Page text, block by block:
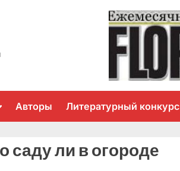
Авторы Литературный конкурс
саду ли в огороде